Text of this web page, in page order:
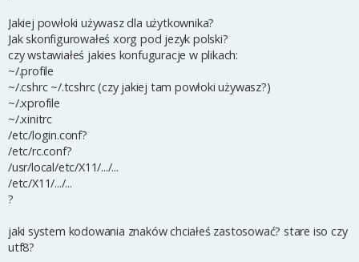
Jakiej powłoki używasz dla użytkownika?
Jak skonfigurowałeś xorg pod jezyk polski?
czy wstawiałeś jakies konfuguracje w plikach:
~/.profile
~/.cshrc ~/.tcshrc (czy jakiej tam powłoki używasz?)
~/.xprofile
~/.xinitrc
/etc/login.conf?
/etc/rc.conf?
/usr/local/etc/X11/.../...
/etc/X11/.../...
?
jaki system kodowania znaków chciałeś zastosować? stare iso czy
utf8?